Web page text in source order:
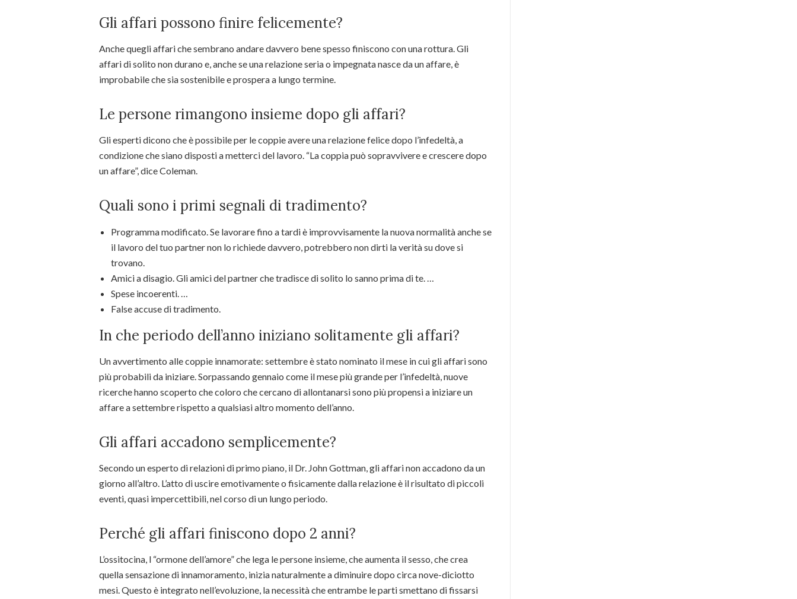
Gli affari possono finire felicemente?
Anche quegli affari che sembrano andare davvero bene spesso finiscono con una rottura. Gli
affari di solito non durano e, anche se una relazione seria o impegnata nasce da un affare, è
improbabile che sia sostenibile e prospera a lungo termine.
Le persone rimangono insieme dopo gli affari?
Gli esperti dicono che è possibile per le coppie avere una relazione felice dopo l’infedeltà, a
condizione che siano disposti a metterci del lavoro. “La coppia può sopravvivere e crescere dopo
un affare”, dice Coleman.
Quali sono i primi segnali di tradimento?
Programma modificato. Se lavorare fino a tardi è improvvisamente la nuova normalità anche se
il lavoro del tuo partner non lo richiede davvero, potrebbero non dirti la verità su dove si
trovano.
Amici a disagio. Gli amici del partner che tradisce di solito lo sanno prima di te. …
Spese incoerenti. …
False accuse di tradimento.
In che periodo dell’anno iniziano solitamente gli affari?
Un avvertimento alle coppie innamorate: settembre è stato nominato il mese in cui gli affari sono
più probabili da iniziare. Sorpassando gennaio come il mese più grande per l’infedeltà, nuove
ricerche hanno scoperto che coloro che cercano di allontanarsi sono più propensi a iniziare un
affare a settembre rispetto a qualsiasi altro momento dell’anno.
Gli affari accadono semplicemente?
Secondo un esperto di relazioni di primo piano, il Dr. John Gottman, gli affari non accadono da un
giorno all’altro. L’atto di uscire emotivamente o fisicamente dalla relazione è il risultato di piccoli
eventi, quasi impercettibili, nel corso di un lungo periodo.
Perché gli affari finiscono dopo 2 anni?
L’ossitocina, l “ormone dell’amore” che lega le persone insieme, che aumenta il sesso, che crea
quella sensazione di innamoramento, inizia naturalmente a diminuire dopo circa nove-diciotto
mesi. Questo è integrato nell’evoluzione, la necessità che entrambe le parti smettano di fissarsi